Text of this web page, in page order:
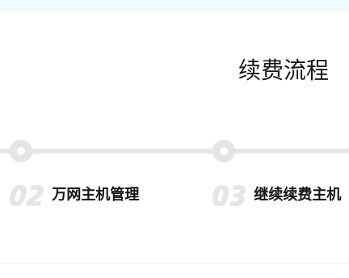
续费流程
万网主机管理 继续续费主机